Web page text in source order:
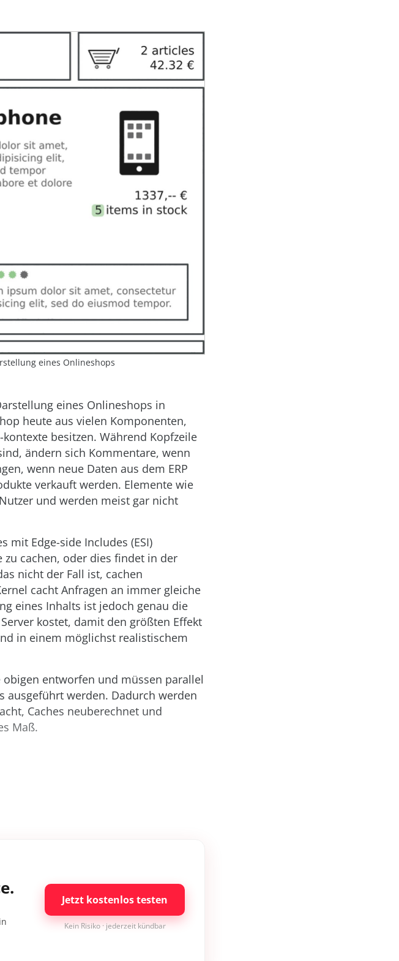
eines Onlineshops
eines Onlineshops in
heute aus vielen Komponenten,
besitzen. Während Kopfzeile
ändern sich Kommentare, wenn
wenn neue Daten aus dem ERP
verkauft werden. Elemente wie
und werden meist gar nicht
mit Edge-side Includes (ESI)
cachen, oder dies findet in der
nicht der Fall ist, cachen
cacht Anfragen an immer gleiche
eines Inhalts ist jedoch genau die
kostet, damit den größten Effekt
in einem möglichst realistischem
entworfen und müssen parallel
ausgeführt werden. Dadurch werden
Caches neuberechnet und
Maß.
Jetzt kostenlos testen
Kein Risiko · jederzeit kündbar